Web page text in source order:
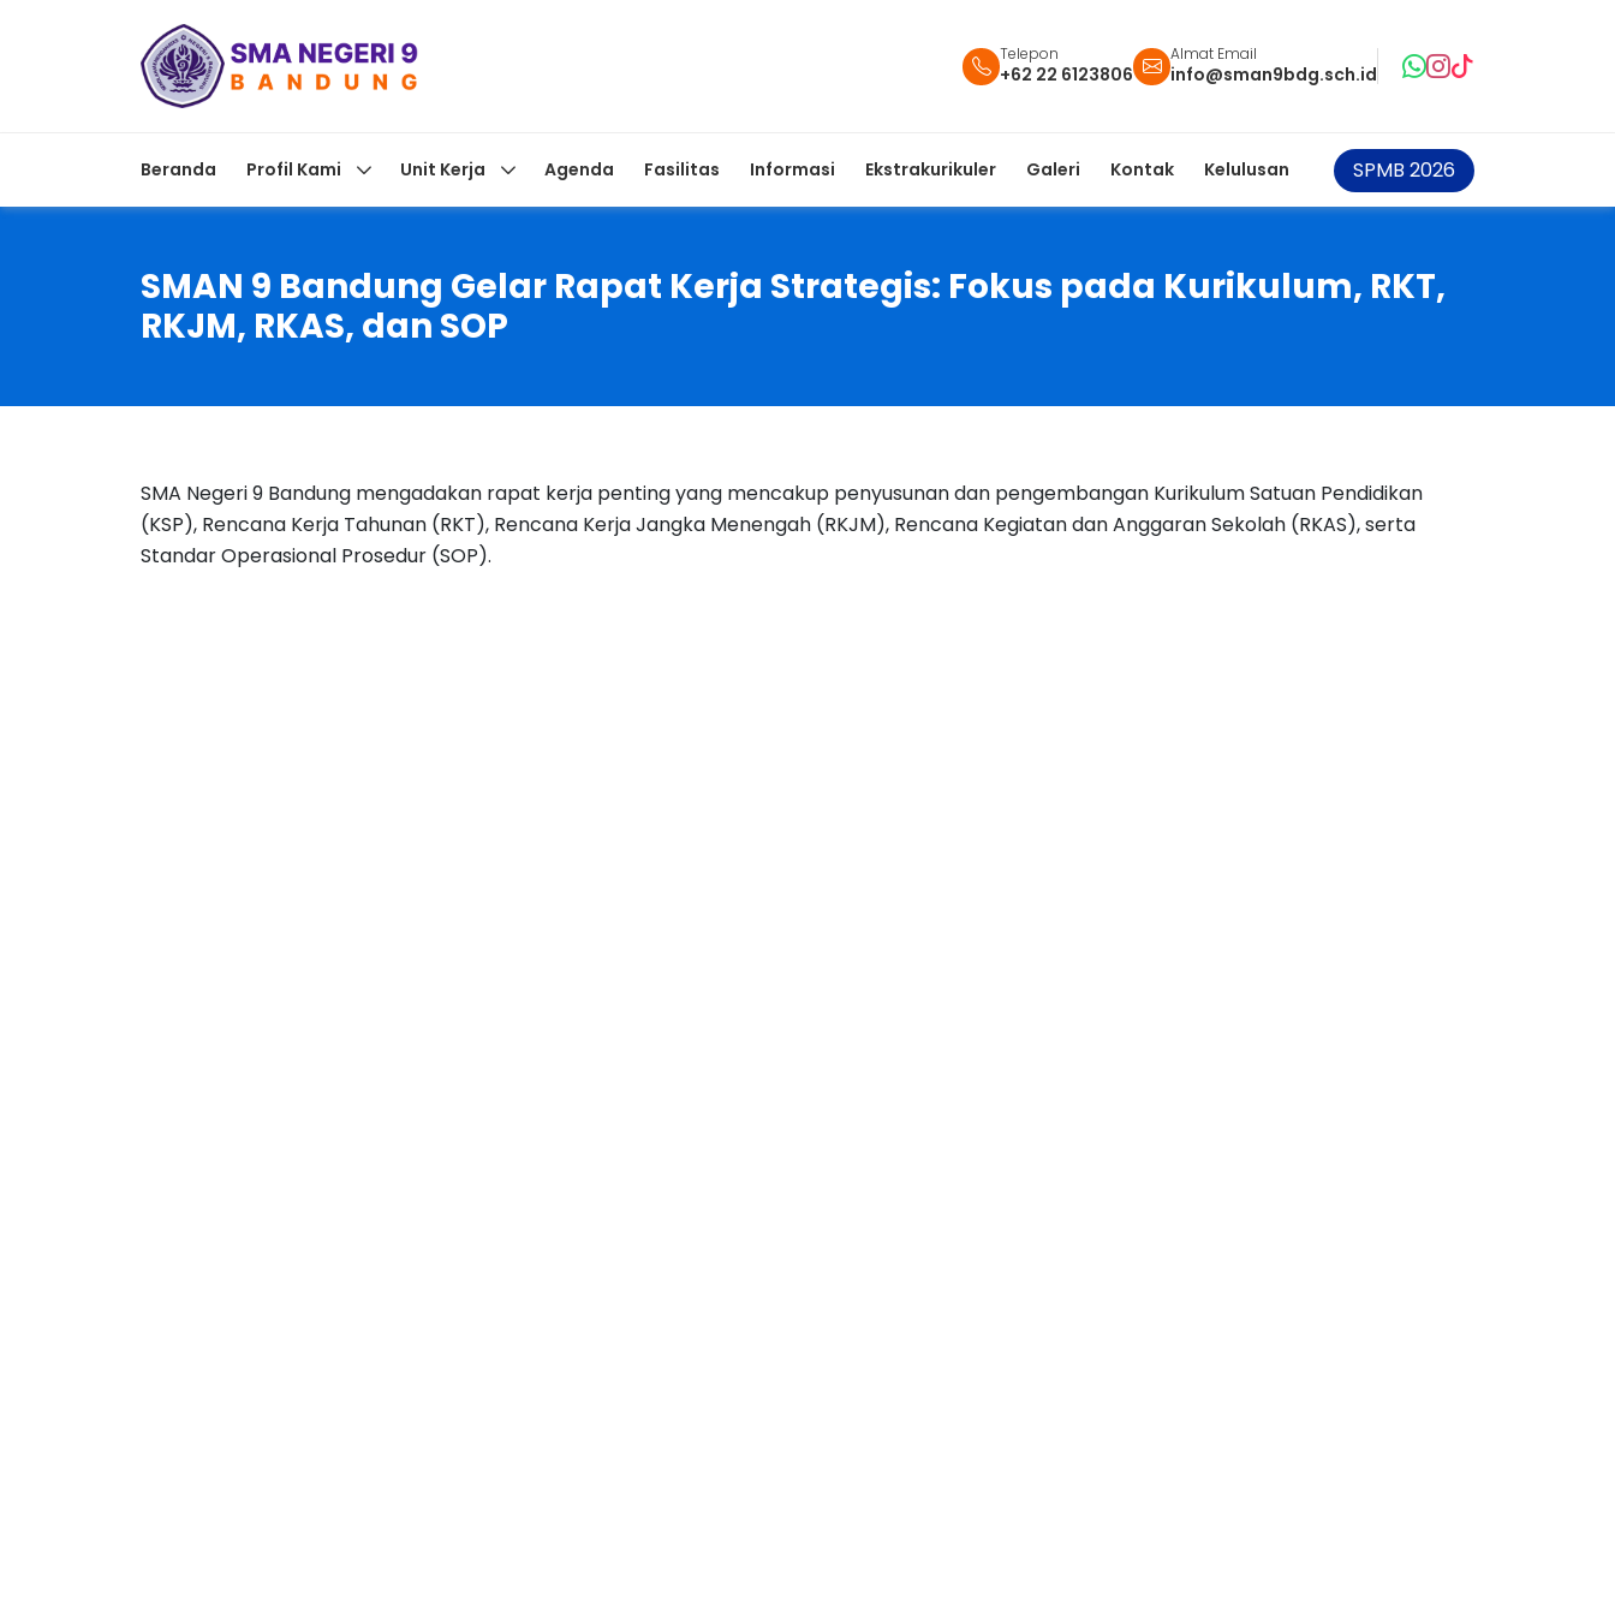
Telepon
+62 22 6123806
Almat Email
info@sman9bdg.sch.id
Beranda Profil Kami Unit Kerja Agenda Fasilitas Informasi Ekstrakurikuler Galeri Kontak Kelulusan SPMB 2026
SMAN 9 Bandung Gelar Rapat Kerja Strategis: Fokus pada Kurikulum, RKT,
RKJM, RKAS, dan SOP
SMA Negeri 9 Bandung mengadakan rapat kerja penting yang mencakup penyusunan dan pengembangan Kurikulum Satuan Pendidikan
(KSP), Rencana Kerja Tahunan (RKT), Rencana Kerja Jangka Menengah (RKJM), Rencana Kegiatan dan Anggaran Sekolah (RKAS), serta
Standar Operasional Prosedur (SOP).